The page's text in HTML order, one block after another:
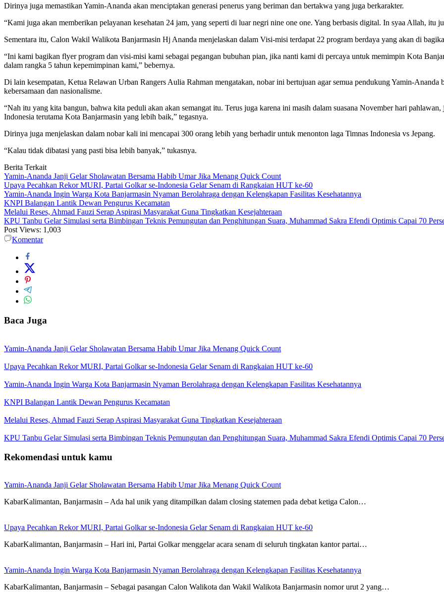
Dirinya juga memastikan Yamin-Ananda akan menciptakan generasi penerus yang beriman dan bertakwa yang juga berkarakter.
“Kami juga akan memberikan pelayanan kesehatan 24 jam, yang seperti di luar negri nine one one. Yang berbasis digital. In syaa Allah, itu
Sementara itu, Calon Wakil Walikota Banjarmasin Hj Ananda menjelaskan dalam Visi-misi terdapat 22 program berdaya yang akan di
“Ini kami bagikan flyer program dan visi-misi kami sebagai pegangan bubuhan pian, jika nanti kami di percaya untuk memimpin Kota
dalam rangka 5 tahun kepemimpinan kami,” bebernya.
Di lain kesempatan, Ketua Relawan Urban Rangers Aulia Rahman mengatakan, nobar ini bertujuan agar semua pendukung Yamin-Ananda
kebersamaan dan nasionalisme.
“Nah itu yang kita bangun, bahwa kita peduli akan akan semangat itu. Terus juga karena ini masih dalam suasana November hari
Indonesia terutama Kota Banjarmasin yang lebih baik,” tegasnya.
Dirinya juga menjelaskan dalam nobar kali ini mencapai 300 orang lebih yang berhadir untuk menonton laga Timnas Indonesia vs Jepang.
“Kalau tidak dibatasi yang pasti bisa lebih banyak,” tukasnya.
Berita Terkait
Yamin-Ananda Janji Gelar Sholawatan Bersama Habib Umar Jika Menang Quick Count
Upaya Pecahkan Rekor MURI, Partai Golkar se-Indonesia Gelar Senam di Rangkaian HUT ke-60
Yamin-Ananda Ingin Warga Kota Banjarmasin Nyaman Berolahraga dengan Kelengkapan Fasilitas Kesehatannya
KNPI Balangan Lantik Dewan Pengurus Kecamatan
Melalui Reses, Ahmad Fauzi Serap Aspirasi Masyarakat Guna Tingkatkan Kesejahteraan
KPU Tanbu Gelar Simulasi serta Bimbingan Teknis Pemungutan dan Penghitungan Suara, Muhammad Sakra Efendi Optimis Capai 70
Post Views: 1,003
Komentar
Baca Juga
Yamin-Ananda Janji Gelar Sholawatan Bersama Habib Umar Jika Menang Quick Count
Upaya Pecahkan Rekor MURI, Partai Golkar se-Indonesia Gelar Senam di Rangkaian HUT ke-60
Yamin-Ananda Ingin Warga Kota Banjarmasin Nyaman Berolahraga dengan Kelengkapan Fasilitas Kesehatannya
KNPI Balangan Lantik Dewan Pengurus Kecamatan
Melalui Reses, Ahmad Fauzi Serap Aspirasi Masyarakat Guna Tingkatkan Kesejahteraan
KPU Tanbu Gelar Simulasi serta Bimbingan Teknis Pemungutan dan Penghitungan Suara, Muhammad Sakra Efendi Optimis Capai 70
Rekomendasi untuk kamu
Yamin-Ananda Janji Gelar Sholawatan Bersama Habib Umar Jika Menang Quick Count
KabarKalimantan, Banjarmasin – Ada hal unik yang ditampilkan dalam closing statemen pada debat ketiga Calon…
Upaya Pecahkan Rekor MURI, Partai Golkar se-Indonesia Gelar Senam di Rangkaian HUT ke-60
KabarKalimantan, Banjarmasin – Hari ini, Partai Golkar menggelar acara senam di seluruh tingkatan kantor partai…
Yamin-Ananda Ingin Warga Kota Banjarmasin Nyaman Berolahraga dengan Kelengkapan Fasilitas Kesehatannya
KabarKalimantan, Banjarmasin – Sebagai pasangan Calon Walikota dan Wakil Walikota Banjarmasin nomor urut 2 yang…